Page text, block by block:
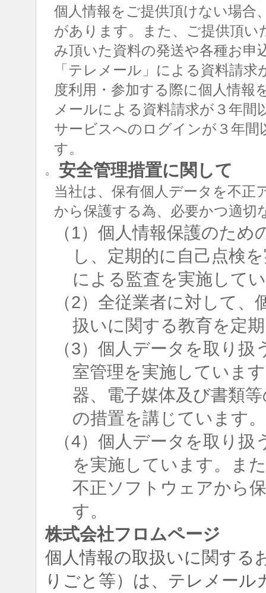
個人情報をご提供頂けない場合
があります。また、ご提供頂い
み頂いた資料の発送や各種お
「テレメール」による資料請
度利用・参加する際に個人情
メールによる資料請求が３年間
サービスへのログインが３年間
す。
○ 安全管理措置に関して
当社は、保有個人データを不正
から保護する為、必要かつ適切
（1）個人情報保護のた
し、定期的に自己点検
による監査を実施して
（2）全従業者に対して
扱いに関する教育を定
（3）個人データを取り
室管理を実施していま
器、電子媒体及び書類
の措置を講じています。
（4）個人データを取り
を実施しています。ま
不正ソフトウェアから
す。
株式会社フロムページ
個人情報の取扱いに関する
りごと等）は、テレメー